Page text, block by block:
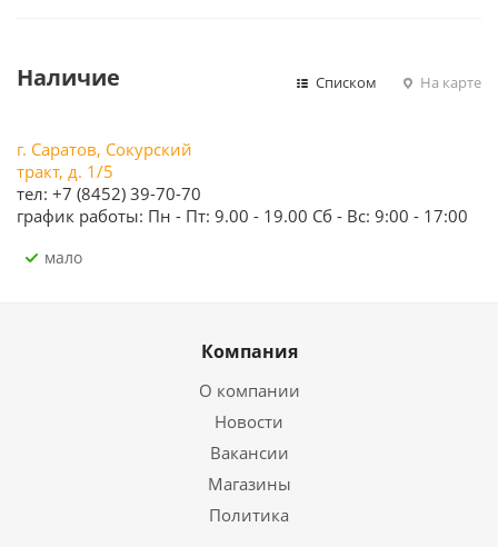
Наличие Списком На карте
г. Саратов, Сокурский
тракт, д. 1/5
тел: +7 (8452) 39-70-70
график работы: Пн - Пт: 9.00 - 19.00 Сб - Вс: 9:00 - 17:00
Мало
Компания
О компании
Новости
Вакансии
Магазины
Политика